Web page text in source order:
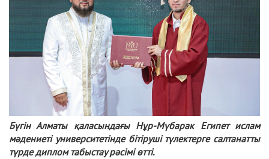
Бүгін Алматы қаласындағы Нұр-Мүбарак Египет ислам
мәдениеті университетінде бітіруші түлектерге салтанатты
түрде диплом табыстау рәсімі өтті.